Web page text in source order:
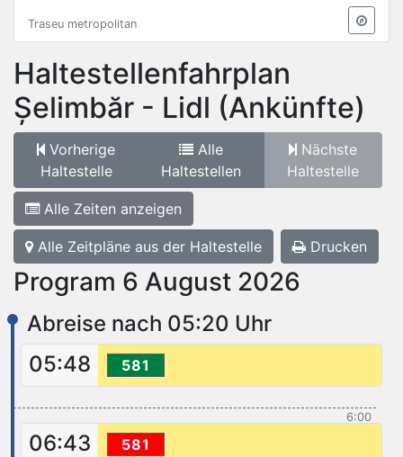
Traseu metropolitan
Haltestellenfahrplan
Șelimbăr - Lidl (Ankünfte)
Vorherige
Haltestelle
Alle
Haltestellen
Nächste
Haltestelle
Alle Zeiten anzeigen
Alle Zeitpläne aus der Haltestelle Drucken
Program 6 August 2026
Abreise nach 05:20 Uhr
05:48
581
6:00
06:43 581